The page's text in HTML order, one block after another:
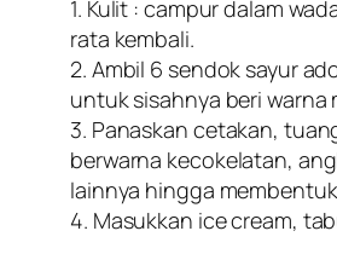
1. Kulit : campur dalam
rata kembali.
2. Ambil 6 sendok sayur
untuk sisahnya beri warna
3. Panaskan cetakan,
berwarna kecokelatan,
lainnya hingga
4. Masukkan ice cream,